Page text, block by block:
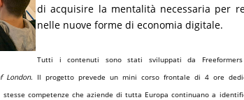
di acquisire la mentalità necessaria per
nelle nuove forme di economia digitale.
Tutti i contenuti sono stati sviluppati da
London. Il progetto prevede un mini corso frontale di 4 ore
competenze che aziende di tutta Europa continuano a